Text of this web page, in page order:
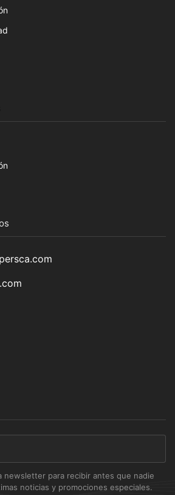
newsletter para recibir antes que nadie
noticias y promociones especiales.